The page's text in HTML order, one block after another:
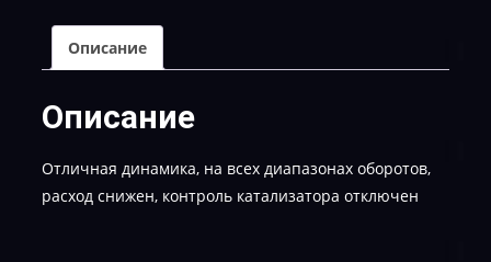
SKA5R2MS697A-
TUN-
2
Описание
Описание
Отличная динамика, на всех диапазонах оборотов,
расход снижен, контроль катализатора отключен